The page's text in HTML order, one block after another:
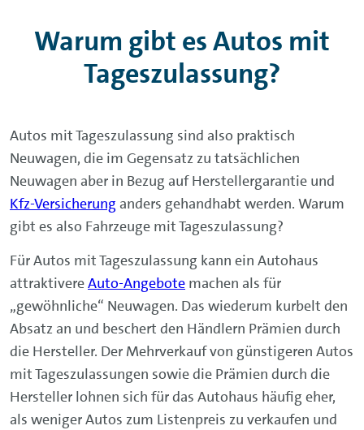
Warum gibt es Autos mit
Tageszulassung?
Autos mit Tageszulassung sind also praktisch
Neuwagen, die im Gegensatz zu tatsächlichen
Neuwagen aber in Bezug auf Herstellergarantie und
Kfz-Versicherung anders gehandhabt werden. Warum
gibt es also Fahrzeuge mit Tageszulassung?
Für Autos mit Tageszulassung kann ein Autohaus
attraktivereAuto-Angebote machen als für
„gewöhnliche“ Neuwagen. Das wiederum kurbelt den
Absatz an und beschert den Händlern Prämien durch
die Hersteller. Der Mehrverkauf von günstigeren Autos
mit Tageszulassungen sowie die Prämien durch die
Hersteller lohnen sich für das Autohaus häufig eher,
als weniger Autos zum Listenpreis zu verkaufen und